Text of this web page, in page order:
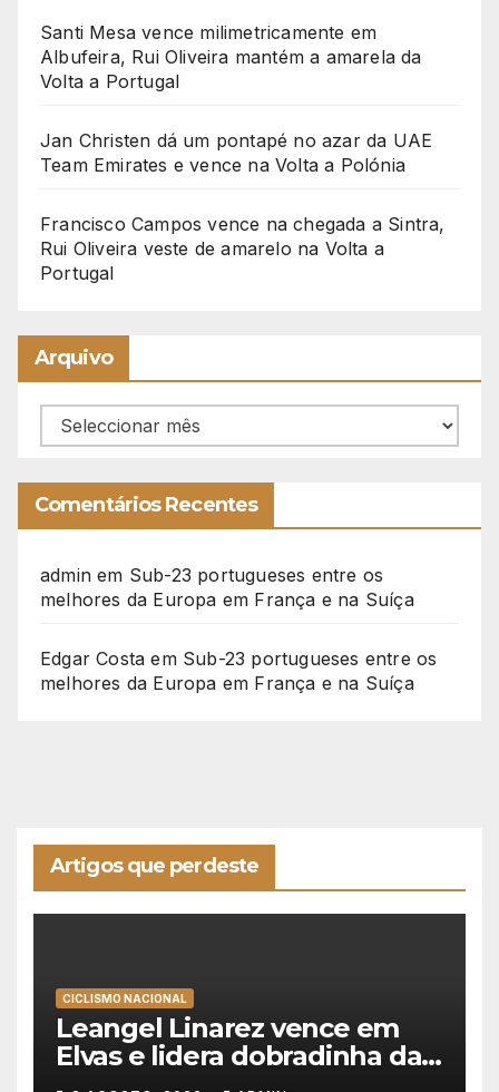
Santi Mesa vence milimetricamente em
Albufeira, Rui Oliveira mantém a amarela da
Volta a Portugal
Jan Christen dá um pontapé no azar da UAE
Team Emirates e vence na Volta a Polónia
Francisco Campos vence na chegada a Sintra,
Rui Oliveira veste de amarelo na Volta a
Portugal
Arquivo
Arquivo
Comentários Recentes
admin em Sub-23 portugueses entre os
melhores da Europa em França e na Suíça
Edgar Costa em Sub-23 portugueses entre os
melhores da Europa em França e na Suíça
Artigos que perdeste
CICLISMO NACIONAL
Leangel Linarez vence em
Elvas e lidera dobradinha da
Tavfer-Ovos Matinados-